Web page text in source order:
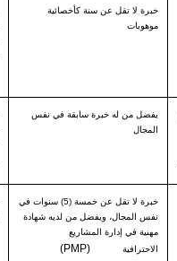
خبرة لا تقل عن سنة كأخصائية
موهوبات
يفضل من له خبرة سابقة في نفس
المجال
خبرة لا تقل عن خمسة (5) سنوات في
نفس المجال، ويفضل من لديه شهادة
مهنية في إدارة المشاريع
الاحترافية (PMP)